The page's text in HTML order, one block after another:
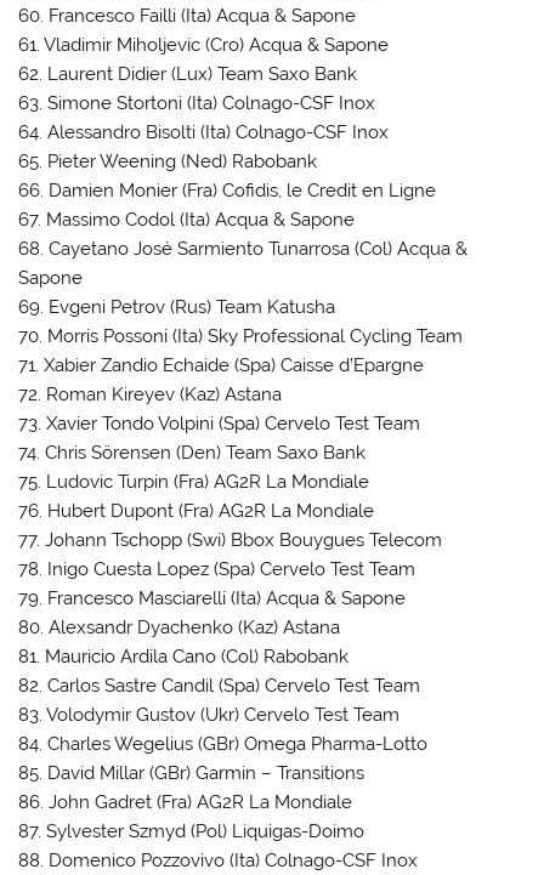
60. Francesco Failli (Ita) Acqua & Sapone
61. Vladimir Miholjevic (Cro) Acqua & Sapone
62. Laurent Didier (Lux) Team Saxo Bank
63. Simone Stortoni (Ita) Colnago-CSF Inox
64. Alessandro Bisolti (Ita) Colnago-CSF Inox
65. Pieter Weening (Ned) Rabobank
66. Damien Monier (Fra) Cofidis, le Credit en Ligne
67. Massimo Codol (Ita) Acqua & Sapone
68. Cayetano José Sarmiento Tunarrosa (Col) Acqua &
Sapone
69. Evgeni Petrov (Rus) Team Katusha
70. Morris Possoni (Ita) Sky Professional Cycling Team
71. Xabier Zandio Echaide (Spa) Caisse d’Epargne
72. Roman Kireyev (Kaz) Astana
73. Xavier Tondo Volpini (Spa) Cervelo Test Team
74. Chris Sörensen (Den) Team Saxo Bank
75. Ludovic Turpin (Fra) AG2R La Mondiale
76. Hubert Dupont (Fra) AG2R La Mondiale
77. Johann Tschopp (Swi) Bbox Bouygues Telecom
78. Inigo Cuesta Lopez (Spa) Cervelo Test Team
79. Francesco Masciarelli (Ita) Acqua & Sapone
80. Alexsandr Dyachenko (Kaz) Astana
81. Mauricio Ardila Cano (Col) Rabobank
82. Carlos Sastre Candil (Spa) Cervelo Test Team
83. Volodymir Gustov (Ukr) Cervelo Test Team
84. Charles Wegelius (GBr) Omega Pharma-Lotto
85. David Millar (GBr) Garmin – Transitions
86. John Gadret (Fra) AG2R La Mondiale
87. Sylvester Szmyd (Pol) Liquigas-Doimo
88. Domenico Pozzovivo (Ita) Colnago-CSF Inox